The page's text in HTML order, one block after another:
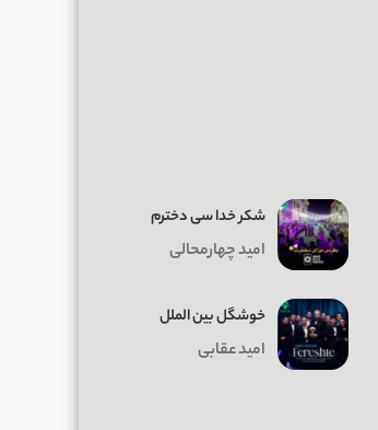
شکر خدا سی دخترم
امید چهارمحالی
خوشگل بین الملل
امید عقابی